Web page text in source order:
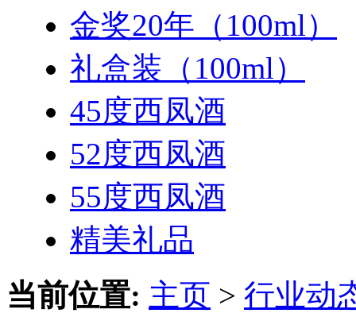
金奖20年（100ml）
礼盒装（100ml）
45度西凤酒
52度西凤酒
55度西凤酒
精美礼品
当前位置: 主页 > 行业动